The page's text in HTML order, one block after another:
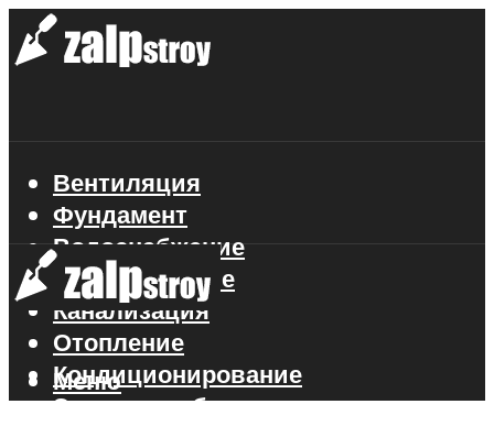
Вентиляция
Фундамент
Водоснабжение
Газоснабжение
Канализация
Отопление
Кондиционирование
Электроснабжение
Меню